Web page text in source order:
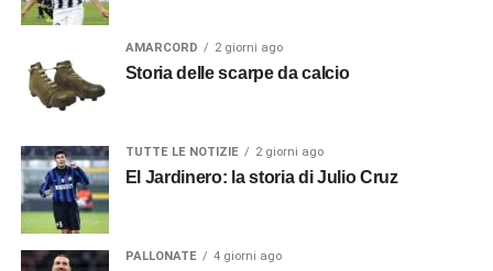
AMARCORD 2 giorni ago
Storia delle scarpe da calcio
TUTTE LE NOTIZIE 2 giorni ago
El Jardinero: la storia di Julio Cruz
PALLONATE 4 giorni ago